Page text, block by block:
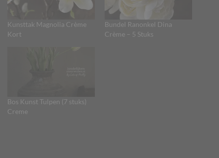
Kunsttak Magnolia Crème
Kort
Bundel Ranonkel Dina
Crème – 5 Stuks
Bos Kunst Tulpen (7 stuks)
Creme